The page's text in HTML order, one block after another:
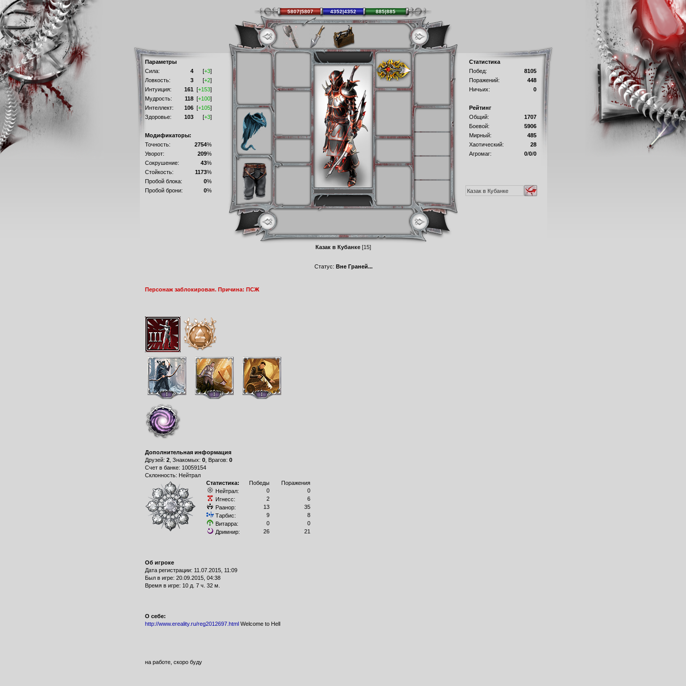
Параметры
Сила:
4 [+3]
Ловкость:
3 [+2]
Интуиция:
161 [+153]
Мудрость:
118 [+100]
Интеллект:
106 [+105]
Здоровье:
103 [+3]
Модификаторы:
Точность:
2754%
Уворот:
209%
Сокрушение:
43%
Стойкость:
1173%
Пробой блока:
0%
Пробой брони:
0%
Статистика
Побед:
8105
Поражений:
448
Ничьих:
0
Рейтинг
Общий:
1707
Боевой:
5906
Мирный:
485
Хаотический:
28
Агромаг:
0/0/0
Статус: Вне Граней...
Персонаж заблокирован. Причина: ПСЖ
Дополнительная информация
Друзей: 2, Знакомых: 0, Врагов: 0
Счет в банке: 10059154
Склонность: Нейтрал
Статистика:
Победы
Поражения
Нейтрал:
0
0
Игнесс:
2
6
Раанор:
13
35
Тарбис:
9
8
Витарра:
0
0
Дримнир:
26 21
Об игроке
Дата регистрации: 11.07.2015, 11:09
Был в игре: 20.09.2015, 04:38
Время в игре: 10 д. 7 ч. 32 м.
О себе:
http://www.ereality.ru/reg2012697.htmlWelcome to Hell
на работе, скоро буду
5807|5807 4352|4352 885|885
Казак в Кубанке [15]